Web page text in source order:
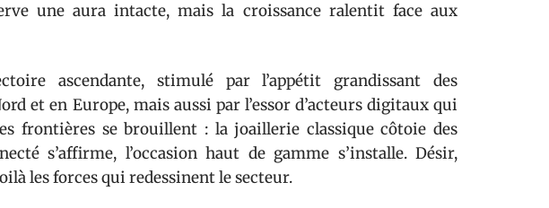
une aura intacte, mais la croissance ralentit face aux
ascendante, stimulé par l’appétit grandissant des
et en Europe, mais aussi par l’essor d’acteurs digitaux qui
frontières se brouillent : la joaillerie classique côtoie des
s’affirme, l’occasion haut de gamme s’installe. Désir,
les forces qui redessinent le secteur.